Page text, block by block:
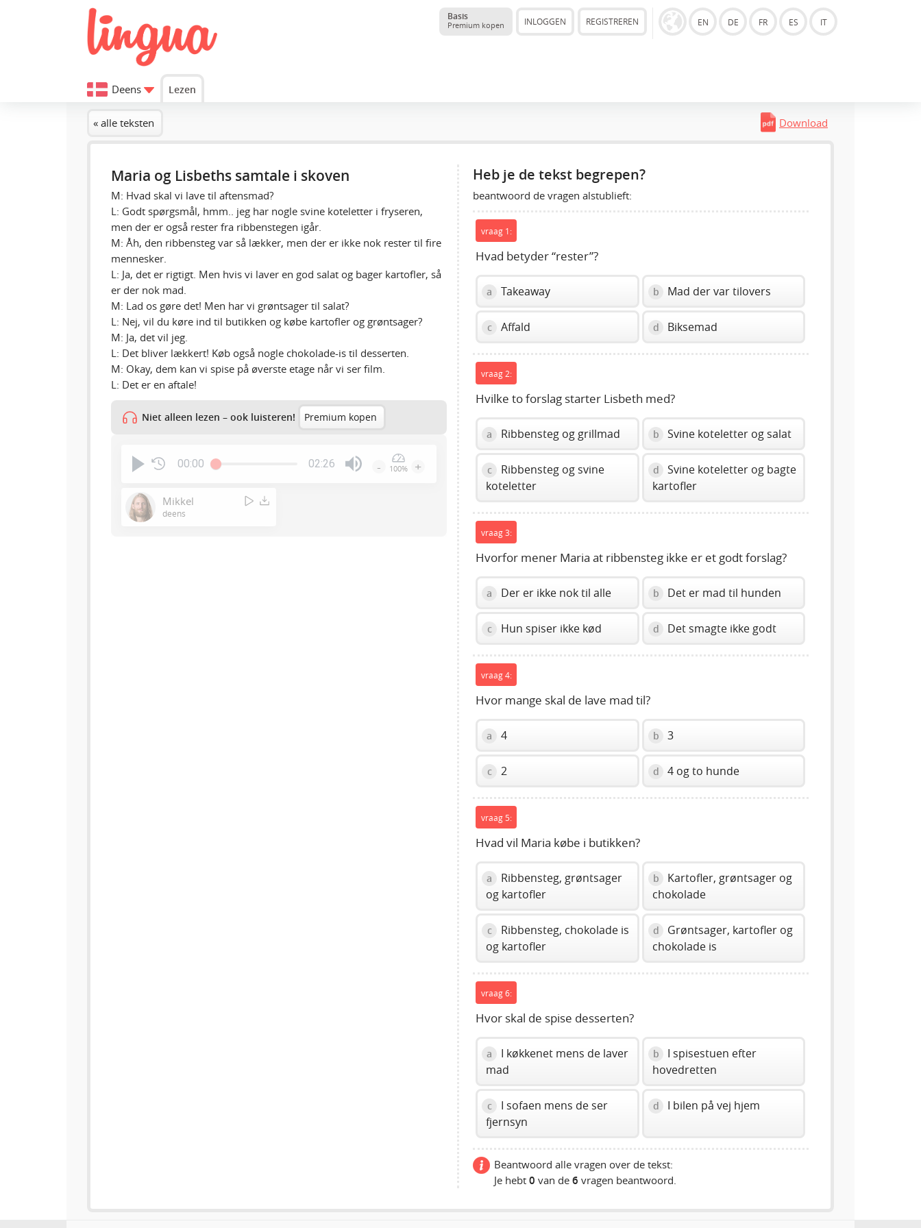
Basis
Premium kopen INLOGGEN REGISTREREN EN DE FR ES IT
Deens Lezen
« alle teksten Download
Maria og Lisbeths samtale i skoven
M: Hvad skal vi lave til aftensmad?
L: Godt spørgsmål, hmm.. jeg har nogle svine koteletter i fryseren,
men der er også rester fra ribbenstegen igår.
M: Åh, den ribbensteg var så lækker, men der er ikke nok rester til fire
mennesker.
L: Ja, det er rigtigt. Men hvis vi laver en god salat og bager kartofler, så
er der nok mad.
M: Lad os gøre det! Men har vi grøntsager til salat?
L: Nej, vil du køre ind til butikken og købe kartofler og grøntsager?
M: Ja, det vil jeg.
L: Det bliver lækkert! Køb også nogle chokolade-is til desserten.
M: Okay, dem kan vi spise på øverste etage når vi ser film.
L: Det er en aftale!
Niet alleen lezen – ook luisteren! Premium kopen
00:00 02:26 - 100% +
Mikkel
deens
Heb je de tekst begrepen?
beantwoord de vragen alstublieft:
vraag 1:
Hvad betyder “rester”?
a Takeaway b Mad der var tilovers
c Affald d Biksemad
vraag 2:
Hvilke to forslag starter Lisbeth med?
a Ribbensteg og grillmad b Svine koteletter og salat
c
Ribbensteg og svine
koteletter
d
Svine koteletter og bagte
kartofler
vraag 3:
Hvorfor mener Maria at ribbensteg ikke er et godt forslag?
a Der er ikke nok til alle b Det er mad til hunden
c Hun spiser ikke kød d Det smagte ikke godt
vraag 4:
Hvor mange skal de lave mad til?
a 4 b 3
c 2 d 4 og to hunde
vraag 5:
Hvad vil Maria købe i butikken?
a
Ribbensteg, grøntsager
og kartofler
b
Kartofler, grøntsager og
chokolade
c
Ribbensteg, chokolade is
og kartofler
d
Grøntsager, kartofler og
chokolade is
vraag 6:
Hvor skal de spise desserten?
a
I køkkenet mens de laver
mad
b
I spisestuen efter
hovedretten
c
I sofaen mens de ser
fjernsyn
d I bilen på vej hjem
Beantwoord alle vragen over de tekst:
Je hebt0 van de6 vragen beantwoord.